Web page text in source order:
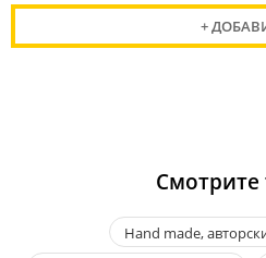
+
Смотрите
Hand made,